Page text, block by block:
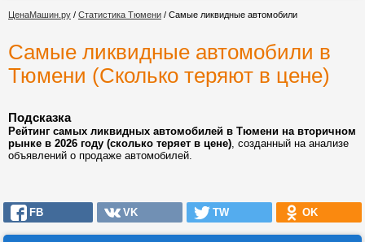
ЦенаМашин.ру / Статистика Тюмени / Самые ликвидные автомобили
Самые ликвидные автомобили в
Тюмени (Сколько теряют в цене)
Подсказка
Рейтинг самых ликвидных автомобилей в Тюмени на вторичном
рынке в 2026 году (сколько теряет в цене), созданный на анализе
объявлений о продаже автомобилей.
FB VK TW OK